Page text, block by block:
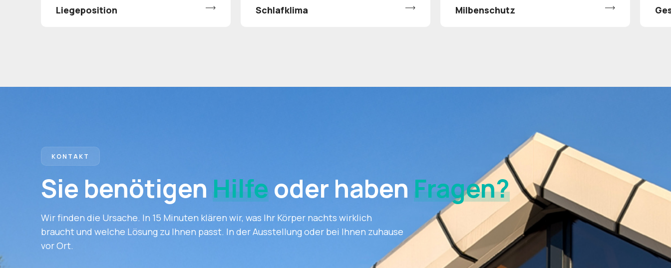
Liegeposition Schlafklima Milbenschutz
KONTAKT
Sie benötigen Hilfe oder haben Fragen?
Wir finden die Ursache. In 15 Minuten klären wir, was Ihr Körper nachts wirklich
braucht und welche Lösung zu Ihnen passt. In der Ausstellung oder bei Ihnen zuhause
vor Ort.